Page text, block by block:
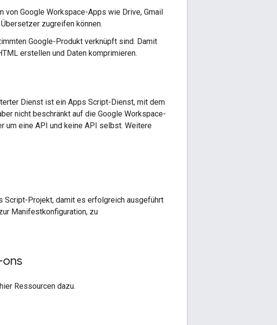
von Google Workspace-Apps wie Drive, Gmail
zugreifen können.
Google-Produkt verknüpft sind. Damit
erstellen und Daten komprimieren.
Dienst ist ein Apps Script-Dienst, mit dem
nicht beschränkt auf die Google Workspace-
um eine API und keine API selbst. Weitere
Script-Projekt, damit es erfolgreich ausgeführt
Manifestkonfiguration, zu
Ressourcen dazu.